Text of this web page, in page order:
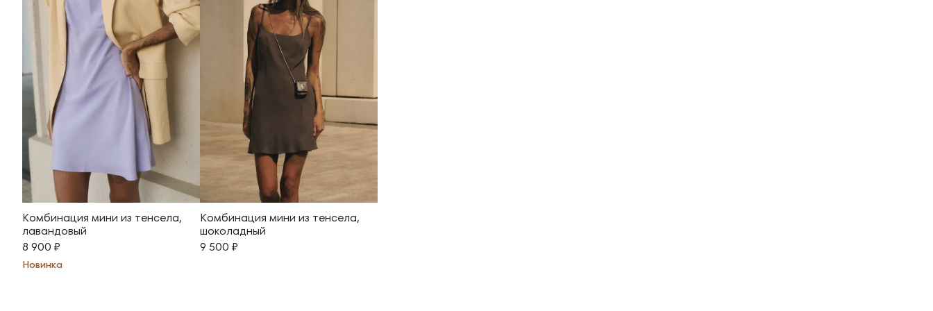
Комбинация мини из тенсела,
лавандовый
8 900 ₽
Новинка
Комбинация мини из тенсела,
шоколадный
9 500 ₽